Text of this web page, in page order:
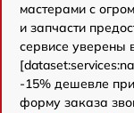
мастерами с
и запчасти
сервисе уверены
-15% дешевле
форму заказа